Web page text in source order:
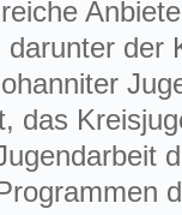
der
das